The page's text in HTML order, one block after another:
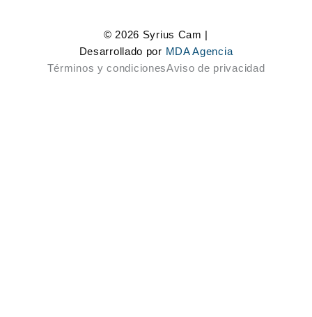
© 2026 Syrius Cam |
Desarrollado por MDA Agencia
Términos y condicionesAviso de privacidad